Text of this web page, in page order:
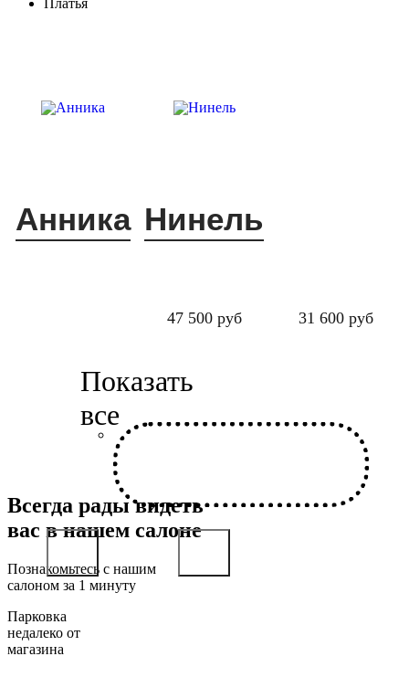
Платья
Анника
47 500 руб
Нинель
31 600 руб
Всегда рады видеть
вас в нашем салоне
Познакомьтесь с нашим
салоном за 1 минуту
Парковка
недалеко от
магазина